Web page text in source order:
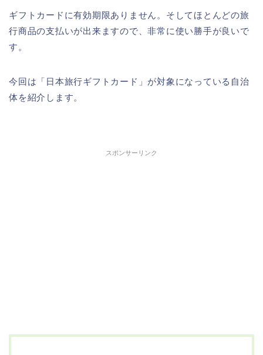
ギフトカードに有効期限ありません。そしてほとんどの旅
行商品の支払いが出来ますので、非常に使い勝手が良いで
す。
今回は「日本旅行ギフトカード」が対象になっている自治
体を紹介します。
スポンサーリンク